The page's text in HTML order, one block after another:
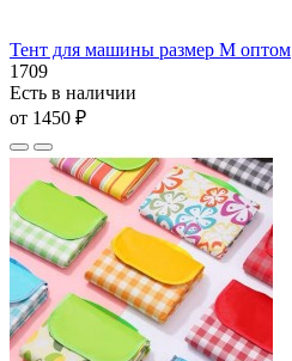
Тент для машины размер М оптом
1709
Есть в наличии
от 1450 ₽